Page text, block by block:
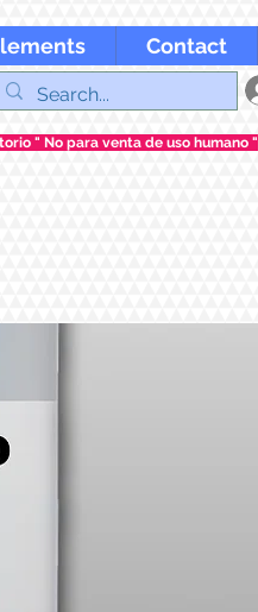
Contact
" No para venta de uso humano "